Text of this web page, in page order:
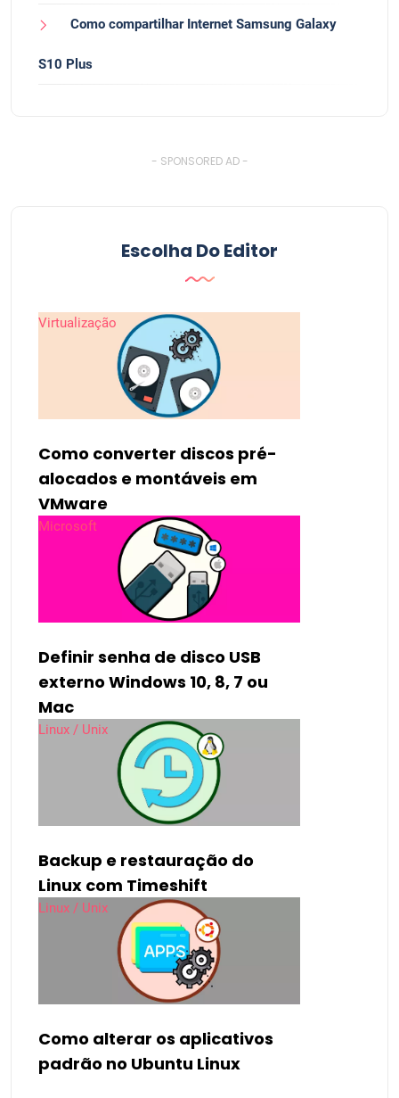
Como compartilhar Internet Samsung Galaxy
S10 Plus
- SPONSORED AD -
Escolha Do Editor
Virtualização
Como converter discos pré-
alocados e montáveis ​​em
VMware
Microsoft
Definir senha de disco USB
externo Windows 10, 8, 7 ou
Mac
Linux / Unix
Backup e restauração do
Linux com Timeshift
Linux / Unix
Como alterar os aplicativos
padrão no Ubuntu Linux